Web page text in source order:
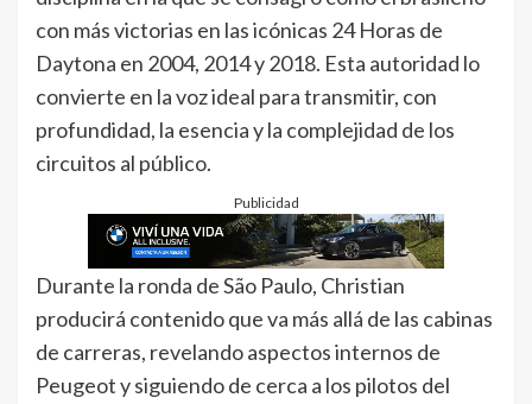
con más victorias en las icónicas 24 Horas de
Daytona en 2004, 2014 y 2018. Esta autoridad lo
convierte en la voz ideal para transmitir, con
profundidad, la esencia y la complejidad de los
circuitos al público.
Publicidad
Durante la ronda de São Paulo, Christian
producirá contenido que va más allá de las cabinas
de carreras, revelando aspectos internos de
Peugeot y siguiendo de cerca a los pilotos del